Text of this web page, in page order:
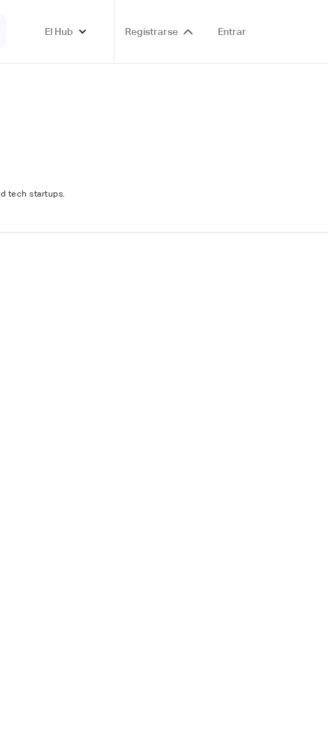
El Hub Registrarse Entrar
tech startups.